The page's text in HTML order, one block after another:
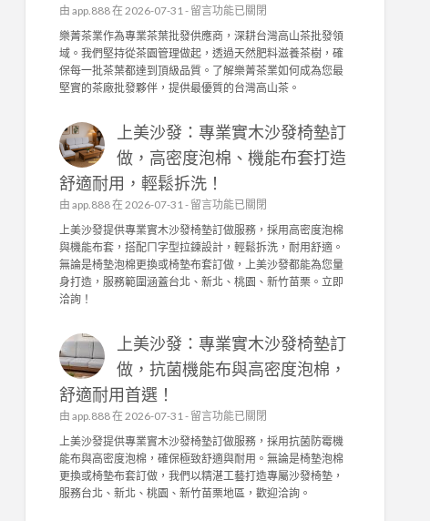
由 app.888在 2026-07-31 - 在
〈
樂
菁
茶
業
台
灣
高
山
茶
發
的
品
質
！
園
常
管
理
，
成
就
留言功能已關閉
樂菁茶業作為專業茶葉批發供應商，深耕台灣高山茶批發領
域。我們堅持從茶園管理做起，透過天然肥料滋養茶樹，確
保每一批茶葉都達到頂級品質。了解樂菁茶業如何成為您最
堅實的茶廠批發夥伴，提供最優質的台灣高山茶。
上美沙發：專業實木沙發椅墊訂
做，高密度泡棉、機能布套打造
舒適耐用，輕鬆拆洗！
由 app.888在 2026-07-31 - 在
〈
上
美
沙
發
業
實
木
發
墊
訂
做
，
留言功能已關閉
上美沙發提供專業實木沙發椅墊訂做服務，採用高密度泡棉
與機能布套，搭配ㄇ字型拉鍊設計，輕鬆拆洗，耐用舒適。
無論是椅墊泡棉更換或椅墊布套訂做，上美沙發都能為您量
身打造，服務範圍涵蓋台北、新北、桃園、新竹苗栗。立即
洽詢！
上美沙發：專業實木沙發椅墊訂
做，抗菌機能布與高密度泡棉，
舒適耐用首選！
由 app.888在 2026-07-31 - 在
〈
上
美
沙
發
留言功能已關閉
上美沙發提供專業實木沙發椅墊訂做服務，採用抗菌防霉機
能布與高密度泡棉，確保極致舒適與耐用。無論是椅墊泡棉
更換或椅墊布套訂做，我們以精湛工藝打造專屬沙發椅墊，
服務台北、新北、桃園、新竹苗栗地區，歡迎洽詢。